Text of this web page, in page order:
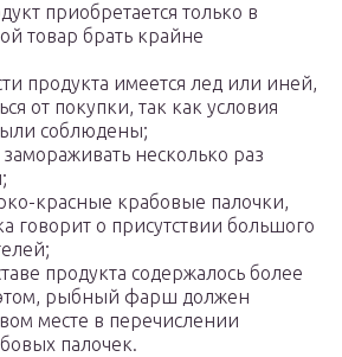
приобретается только в
товар брать крайне
продукта имеется лед или иней,
от покупки, так как условия
соблюдены;
несколько раз
красные крабовые палочки,
говорит о присутствии большого
продукта содержалось более
рыбный фарш должен
месте в перечислении
палочек.